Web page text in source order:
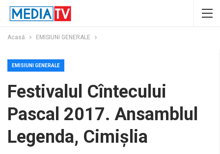
Acasă EMISIUNI GENERALE
EMISIUNI GENERALE
Festivalul Cîntecului
Pascal 2017. Ansamblul
Legenda, Cimișlia